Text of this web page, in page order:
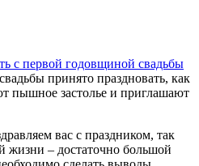
с первой годовщиной свадьбы
принято праздновать, как
пышное застолье и приглашают
вас с праздником, так
жизни – достаточно большой